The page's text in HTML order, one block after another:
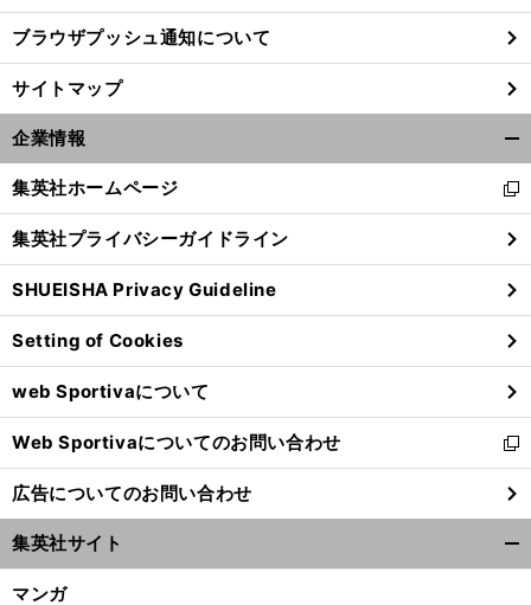
ブラウザプッシュ通知について
サイトマップ
企業情報
閉
る
集英社ホームページ
新
し
い
ウ
ィ
ン
ド
ウ
で
開
く
集英社プライバシーガイドライン
SHUEISHA Privacy Guideline
Setting of Cookies
web Sportivaについて
Web Sportivaについてのお問い合わせ
新
し
い
ウ
ィ
ン
広告についてのお問い合わせ
集英社サイト
マンガ